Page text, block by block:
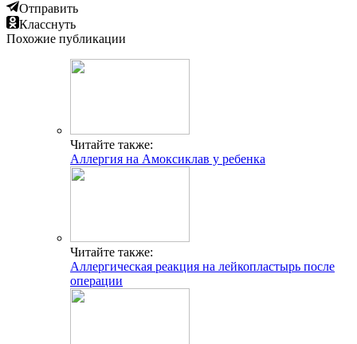
Отправить
Класснуть
Похожие публикации
Читайте также:
Аллергия на Амоксиклав у ребенка
Читайте также:
Аллергическая реакция на лейкопластырь после
операции